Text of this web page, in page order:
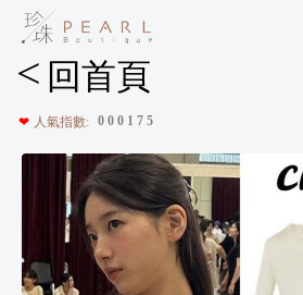
< 回首頁
❤ 人氣指數: 0 0 0 1 7 5